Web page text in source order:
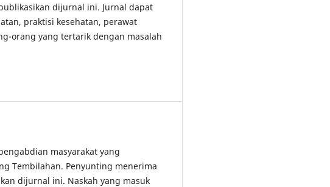
dijurnal ini. Jurnal dapat
praktisi kesehatan, perawat
orang yang tertarik dengan masalah
masyarakat yang
Tembilahan. Penyunting menerima
dijurnal ini. Naskah yang masuk